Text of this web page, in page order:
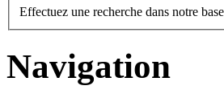
Effectuez une recherche dans notre
Navigation